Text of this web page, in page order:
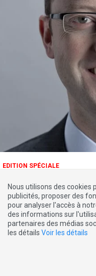
EDITION SPÉCIALE
7000 policiers pour
Nous utilisons des cookies
publicités, proposer des
pour analyser l'accès à
des informations sur
partenaires des médias
les détails Voir les détails